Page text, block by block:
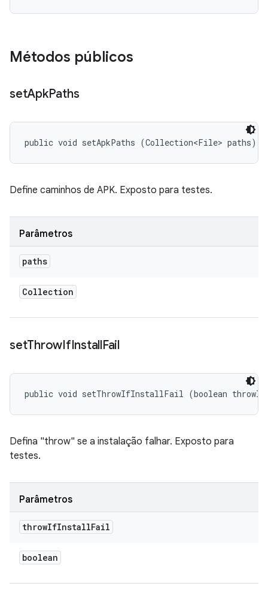
Métodos públicos
setApkPaths
public void setApkPaths (Collection<File> paths)
Define caminhos de APK. Exposto para testes.
Parâmetros
paths
Collection
setThrowIfInstallFail
public void setThrowIfInstallFail (boolean
Defina "throw" se a instalação falhar. Exposto para
testes.
Parâmetros
throwIfInstallFail
boolean